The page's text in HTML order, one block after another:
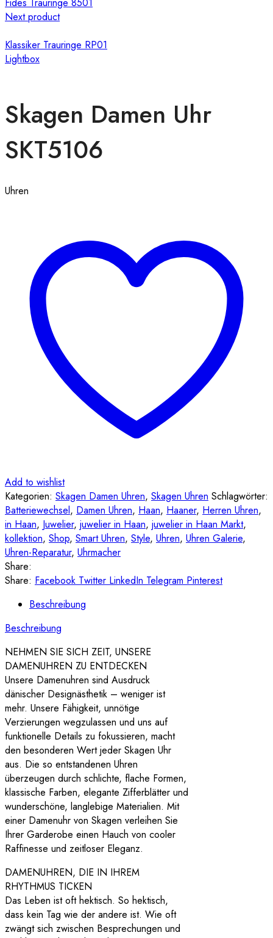
Next product
Klassiker Trauringe RP01
Lightbox
Skagen Damen Uhr
SKT5106
Uhren
Add to wishlist
Kategorien: Skagen Damen Uhren, Skagen Uhren Schlagwörter:
Batteriewechsel, Damen Uhren, Haan, Haaner, Herren Uhren,
in Haan, Juwelier, juwelier in Haan, juwelier in Haan Markt,
kollektion, Shop, Smart Uhren, Style, Uhren, Uhren Galerie,
Uhren-Reparatur, Uhrmacher
Share:
Share: Facebook Twitter LinkedIn Telegram Pinterest
Beschreibung
Beschreibung
NEHMEN SIE SICH ZEIT, UNSERE
DAMENUHREN ZU ENTDECKEN
Unsere Damenuhren sind Ausdruck
dänischer Designästhetik – weniger ist
mehr. Unsere Fähigkeit, unnötige
Verzierungen wegzulassen und uns auf
funktionelle Details zu fokussieren, macht
den besonderen Wert jeder Skagen Uhr
aus. Die so entstandenen Uhren
überzeugen durch schlichte, flache Formen,
klassische Farben, elegante Zifferblätter und
wunderschöne, langlebige Materialien. Mit
einer Damenuhr von Skagen verleihen Sie
Ihrer Garderobe einen Hauch von cooler
Raffinesse und zeitloser Eleganz.
DAMENUHREN, DIE IN IHREM
RHYTHMUS TICKEN
Das Leben ist oft hektisch. So hektisch,
dass kein Tag wie der andere ist. Wie oft
zwängt sich zwischen Besprechungen und